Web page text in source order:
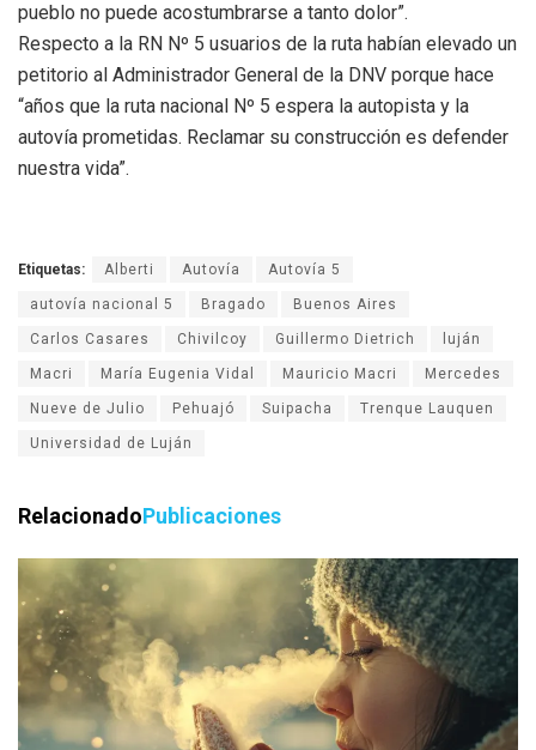
pueblo no puede acostumbrarse a tanto dolor”.
Respecto a la RN Nº 5 usuarios de la ruta habían elevado un
petitorio al Administrador General de la DNV porque hace
“años que la ruta nacional Nº 5 espera la autopista y la
autovía prometidas. Reclamar su construcción es defender
nuestra vida”.
Etiquetas: Alberti Autovía Autovía 5
autovía nacional 5 Bragado Buenos Aires
Carlos Casares Chivilcoy Guillermo Dietrich luján
Macri María Eugenia Vidal Mauricio Macri Mercedes
Nueve de Julio Pehuajó Suipacha Trenque Lauquen
Universidad de Luján
RelacionadoPublicaciones